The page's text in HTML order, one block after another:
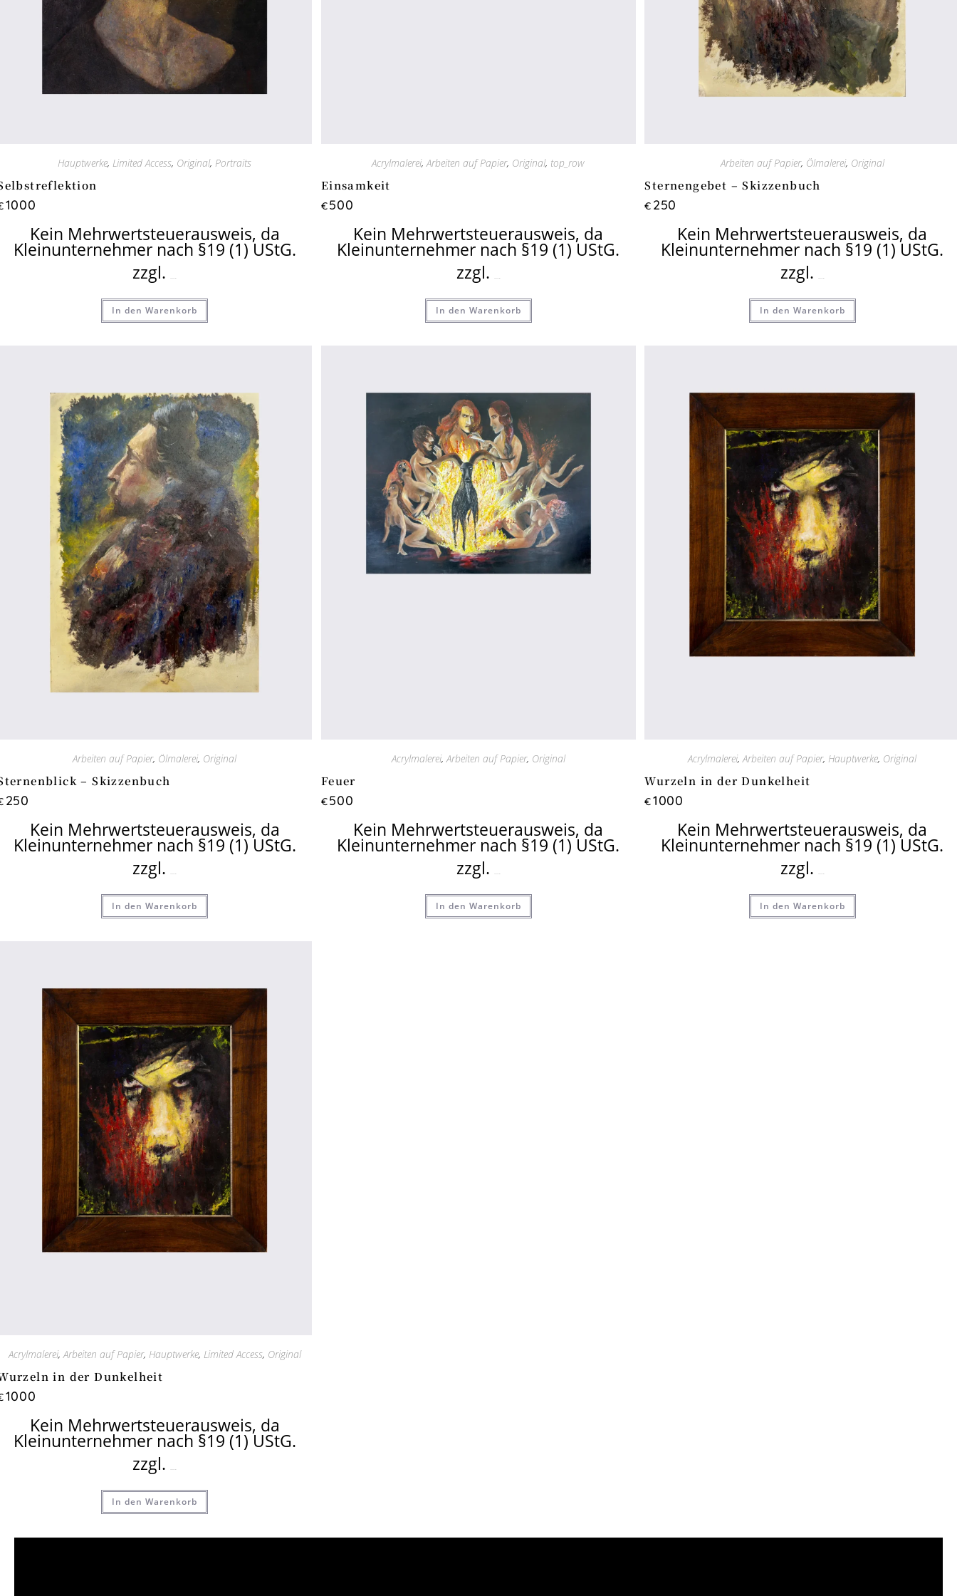
Hauptwerke, Limited Access, Original, Portraits
1000
Kein Mehrwertsteuerausweis, da
Kleinunternehmer nach §19 (1) UStG.
zzgl.
In den Warenkorb
Acrylmalerei,Arbeiten auf Papier, Original, top_row
Einsamkeit
€500
Kein Mehrwertsteuerausweis, da
Kleinunternehmer nach §19 (1) UStG.
zzgl.
In den Warenkorb
Arbeiten auf Papier, Ölmalerei, Original
Sternengebet – Skizzenbuch
€ 250
Kein Mehrwertsteuerausweis, da
Kleinunternehmer nach §19 (1) UStG.
zzgl.
In den Warenkorb
Arbeiten auf Papier, Ölmalerei, Original
– Skizzenbuch
250
Kein Mehrwertsteuerausweis, da
Kleinunternehmer nach §19 (1) UStG.
zzgl.
In den Warenkorb
Acrylmalerei,Arbeiten auf Papier, Original
Feuer
€500
Kein Mehrwertsteuerausweis, da
Kleinunternehmer nach §19 (1) UStG.
zzgl.
In den Warenkorb
Acrylmalerei,Arbeiten auf Papier, Hauptwerke, Original
Wurzeln in der Dunkelheit
€1000
Kein Mehrwertsteuerausweis, da
Kleinunternehmer nach §19 (1) UStG.
zzgl.
In den Warenkorb
Acrylmalerei,Arbeiten auf Papier, Hauptwerke, Limited Access, Original
in der Dunkelheit
1000
Kein Mehrwertsteuerausweis, da
Kleinunternehmer nach §19 (1) UStG.
zzgl.
In den Warenkorb